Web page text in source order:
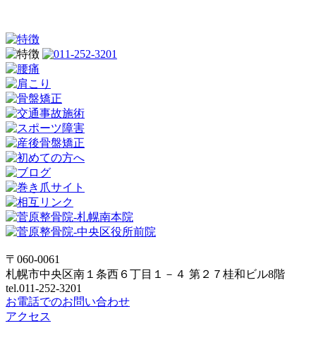
脊柱管狭窄症
野球肩
手・足
膝痛
〒060-0061
札幌市中央区南１条西６丁目１－４ 第２７桂和ビル8階
tel.011-252-3201
お電話でのお問い合わせ
アクセス